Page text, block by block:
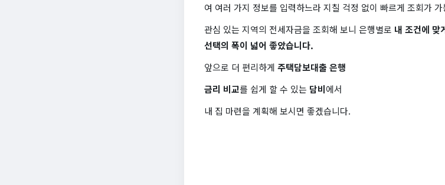
여 여러 가지 정보를 입력하느라 지칠 걱정 없이 빠르게 조회가
관심 있는 지역의 전세자금을 조회해 보니 은행별로 내 조건에 맞
선택의 폭이 넓어 좋았습니다.
앞으로 더 편리하게 주택담보대출 은행
금리 비교를 쉽게 할 수 있는 담비에서
내 집 마련을 계획해 보시면 좋겠습니다.